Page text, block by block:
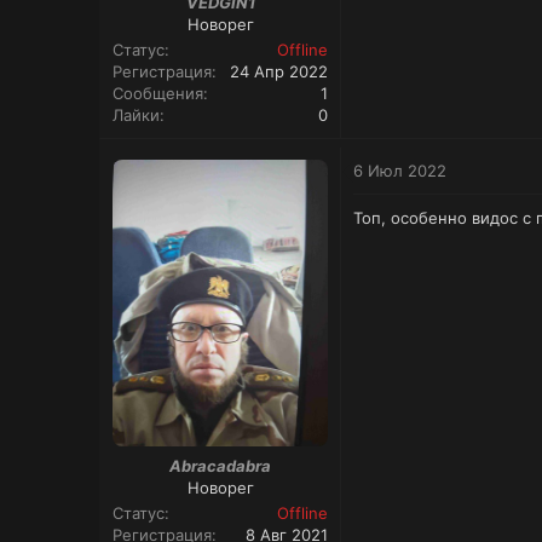
Новорег
Статус
Offline
Регистрация
24 Апр 2022
Сообщения
1
Лайки
0
Abracadabra
Новорег
Статус
Offline
Регистрация
8 Авг 2021
6 Июл 2022
Топ, особенно видос с